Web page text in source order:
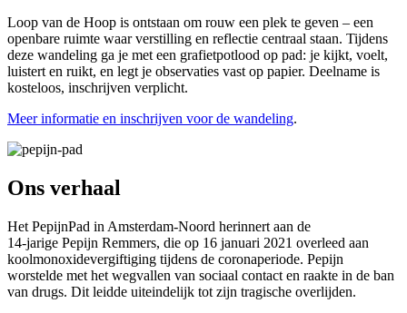
Loop van de Hoop is ontstaan om rouw een plek te geven – een
openbare ruimte waar verstilling en reflectie centraal staan. Tijdens
deze wandeling ga je met een grafietpotlood op pad: je kijkt, voelt,
luistert en ruikt, en legt je observaties vast op papier. Deelname is
kosteloos, inschrijven verplicht.
Meer informatie en inschrijven voor de wandeling.
Ons verhaal
Het PepijnPad in Amsterdam-Noord herinnert aan de
14-jarige Pepijn Remmers, die op 16 januari 2021 overleed aan
koolmonoxidevergiftiging tijdens de coronaperiode. Pepijn
worstelde met het wegvallen van sociaal contact en raakte in de ban
van drugs. Dit leidde uiteindelijk tot zijn tragische overlijden.